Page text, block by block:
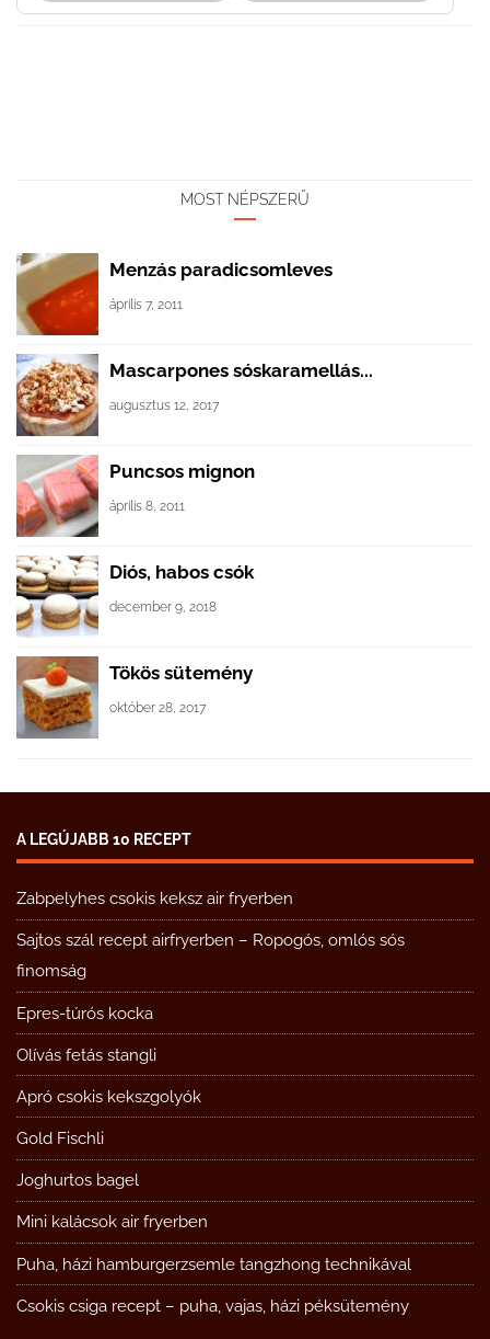
MOST NÉPSZERŰ
Menzás paradicsomleves
április 7, 2011
Mascarpones sóskaramellás...
augusztus 12, 2017
Puncsos mignon
április 8, 2011
Diós, habos csók
december 9, 2018
Tökös sütemény
október 28, 2017
A LEGÚJABB 10 RECEPT
Zabpelyhes csokis keksz air fryerben
Sajtos szál recept airfryerben – Ropogós, omlós sós
finomság
Epres-túrós kocka
Olívás fetás stangli
Apró csokis kekszgolyók
Gold Fischli
Joghurtos bagel
Mini kalácsok air fryerben
Puha, házi hamburgerzsemle tangzhong technikával
Csokis csiga recept – puha, vajas, házi péksütemény